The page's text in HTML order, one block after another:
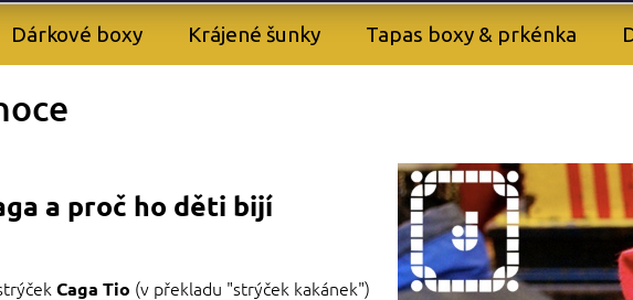
Dárkové boxy Krájené šunky Tapas boxy & prkénka
a proč ho děti bijí
Caga Tio (v překladu "strýček kakánek")